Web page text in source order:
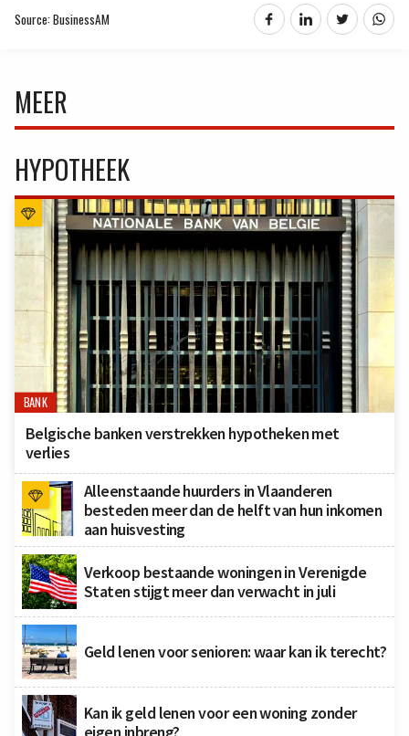
Source: BusinessAM
MEER
HYPOTHEEK
BANK
Belgische banken verstrekken hypotheken met
verlies
Alleenstaande huurders in Vlaanderen
besteden meer dan de helft van hun inkomen
aan huisvesting
Verkoop bestaande woningen in Verenigde
Staten stijgt meer dan verwacht in juli
Geld lenen voor senioren: waar kan ik terecht?
Kan ik geld lenen voor een woning zonder
eigen inbreng?